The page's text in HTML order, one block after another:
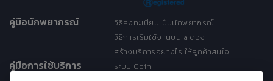
คู่มือนักพยากรณ์
วิธีลงทะเบียนเป็นนักพยากรณ์
วิธีการเริ่มใช้งานบน a ดวง
สร้างบริการอย่างไร ให้ลูกค้าสนใจ
คู่มือการใช้บริการ
ระบบ Coin